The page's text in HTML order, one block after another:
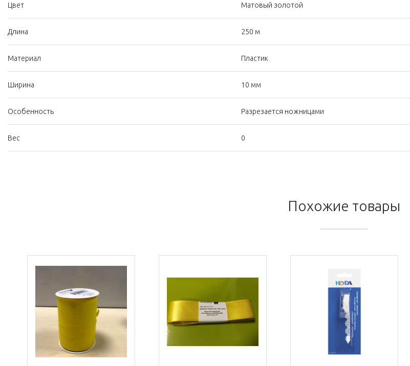
Цвет Матовый золотой
Длина 250 м
Материал Пластик
Ширина 10 мм
Особенность Разрезается ножницами
Вес 0
Похожие товары